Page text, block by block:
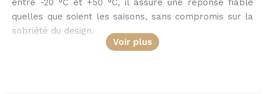
entre -20 °C et +50 °C, il assure une réponse fiable
quelles que soient les saisons, sans compromis sur la
sobriété du design.
Voir plus